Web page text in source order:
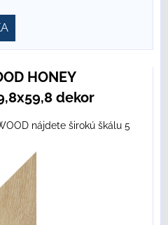
HONEY
dekor
nájdete širokú škálu 5